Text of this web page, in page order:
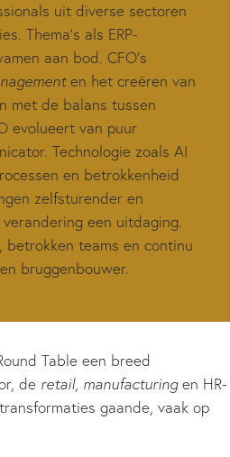
uit diverse sectoren
Thema’s als ERP-
aan bod. CFO’s
en het creëren van
met de balans tussen
evolueert van puur
Technologie zoals AI
en betrokkenheid
zelfsturender en
een uitdaging.
betrokken teams en continu
bruggenbouwer.
Table een breed
de retail, manufacturingen HR-
gaande, vaak op